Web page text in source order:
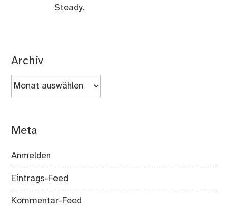
Steady.
Archiv
Archiv
Meta
Anmelden
Eintrags-Feed
Kommentar-Feed